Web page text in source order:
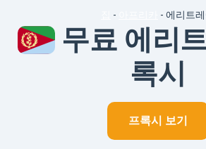
- - 에리트
무료 에리
록시
프록시 보기